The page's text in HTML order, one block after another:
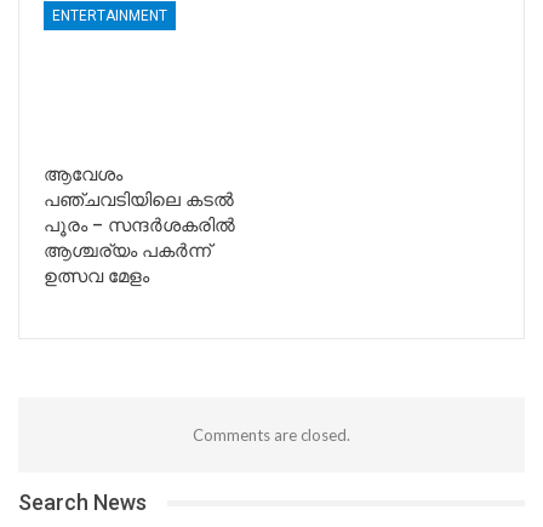
ENTERTAINMENT
ആവേശം
പഞ്ചവടിയിലെ കടൽ
പൂരം – സന്ദർശകരിൽ
ആശ്ചര്യം പകർന്ന്
ഉത്സവ മേളം
Comments are closed.
Search News